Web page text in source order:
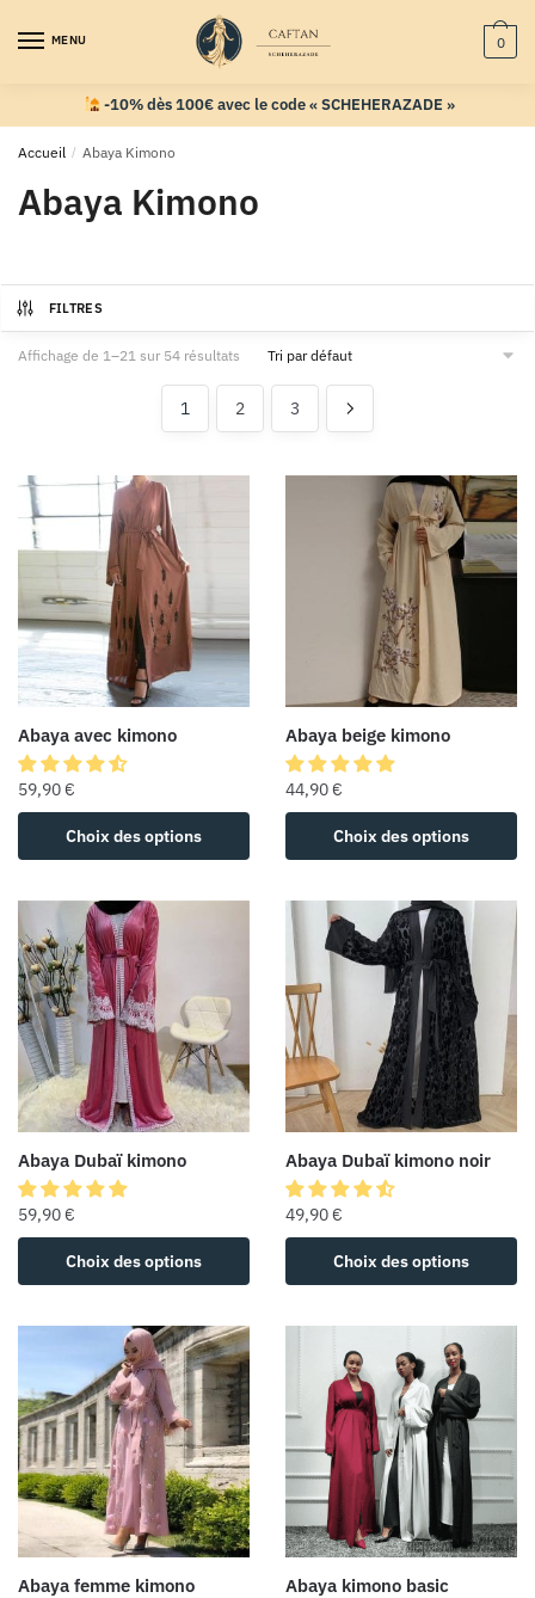
MENU 0
-10% dès 100€ avec le code « SCHEHERAZADE »
Accueil / Abaya Kimono
Abaya Kimono
FILTRES
Affichage de 1–21 sur 54 résultats
1 2 3
Abaya avec kimono
59,90€
Choix des options
Abaya beige kimono
44,90€
Choix des options
Abaya Dubaï kimono
59,90€
Choix des options
Abaya Dubaï kimono noir
49,90€
Choix des options
Abaya femme kimono Abaya kimono basic